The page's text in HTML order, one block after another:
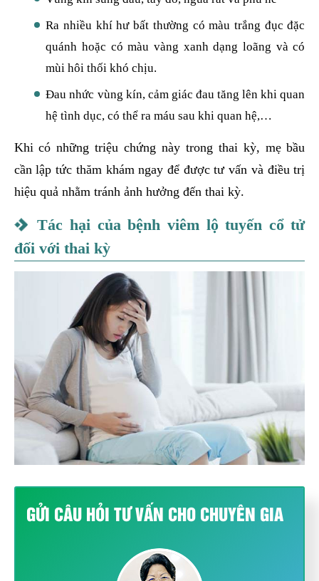
Ra nhiều khí hư bất thường có màu trắng đục đặc
quánh hoặc có màu vàng xanh dạng loãng và có
mùi hôi thối khó chịu.
Đau nhức vùng kín, cảm giác đau tăng lên khi quan
hệ tình dục, có thể ra máu sau khi quan hệ,…
Khi có những triệu chứng này trong thai kỳ, mẹ bầu
cần lập tức thăm khám ngay để được tư vấn và điều trị
hiệu quả nhằm tránh ảnh hưởng đến thai kỳ.
Tác hại của bệnh viêm lộ tuyến cổ tử
đối với thai kỳ
GỬI CÂU HỎI TƯ VẤN CHO CHUYÊN GIA